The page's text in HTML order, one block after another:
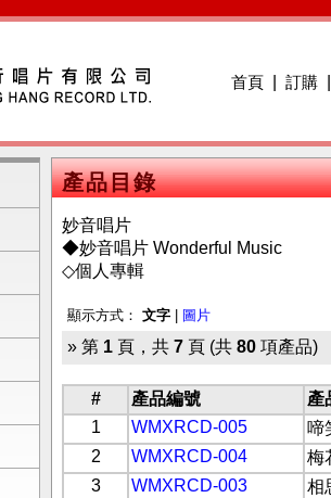
首頁 訂購
產品目錄
妙音唱片
◆妙音唱片 Wonderful Music
◇個人專輯
顯示方式： 文字 圖片
» 第 1 頁，共 7 頁 (共 80 項產品)
# 產品編號
產
1
WMXRCD-005
啼
2
WMXRCD-004
梅
3
WMXRCD-003
相